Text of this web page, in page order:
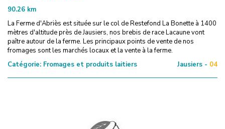
90.26 km
La Ferme d'Abriès est située sur le col de Restefond La Bonette à 1400
mètres d'altitude près de Jausiers, nos brebis de race Lacaune vont
paître autour de la ferme. Les principaux points de vente de nos
fromages sont les marchés locaux et la vente à la ferme.
Catégorie: Fromages et produits laitiers Jausiers - 04